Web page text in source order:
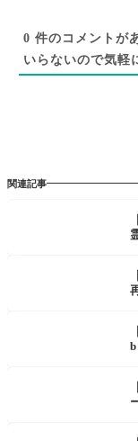
0 件のコメントが
いらないので気軽
関連記事